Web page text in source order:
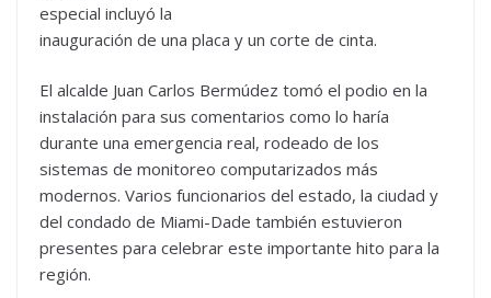
especial incluyó la
inauguración de una placa y un corte de cinta.
El alcalde Juan Carlos Bermúdez tomó el podio en la
instalación para sus comentarios como lo haría
durante una emergencia real, rodeado de los
sistemas de monitoreo computarizados más
modernos. Varios funcionarios del estado, la ciudad y
del condado de Miami-Dade también estuvieron
presentes para celebrar este importante hito para la
región.